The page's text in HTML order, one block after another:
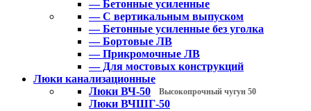
— Бетонные усиленные
— С вертикальным выпуском
— Бетонные усиленные без уголка
— Бортовые ЛВ
— Прикромочные ЛВ
— Для мостовых конструкций
Люки канализационные
Люки ВЧ-50
Высокопрочный чугун 50
Люки ВЧШГ-50